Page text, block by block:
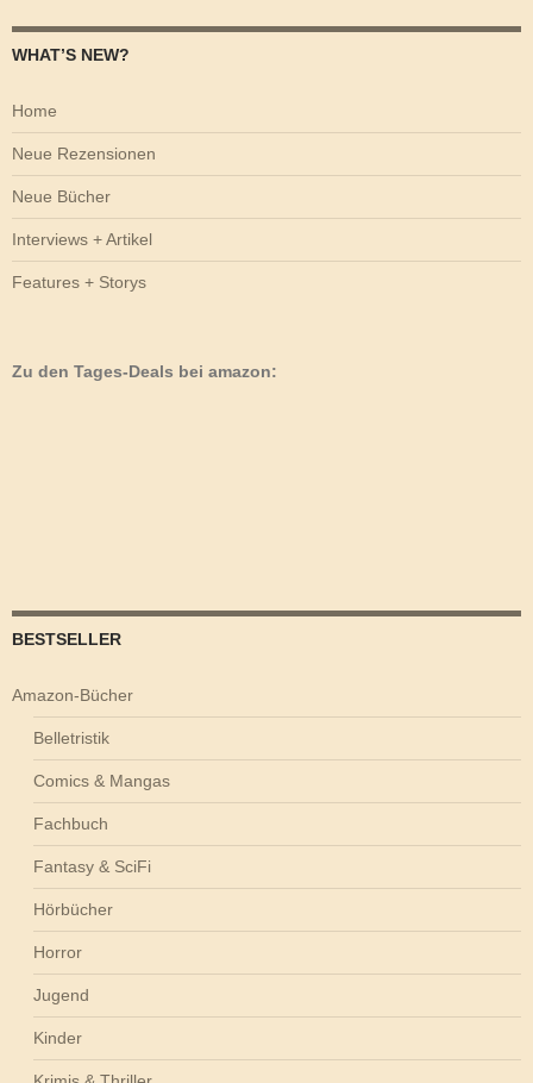
WHAT’S NEW?
Home
Neue Rezensionen
Neue Bücher
Interviews + Artikel
Features + Storys
Zu den Tages-Deals bei amazon:
BESTSELLER
Amazon-Bücher
Belletristik
Comics & Mangas
Fachbuch
Fantasy & SciFi
Hörbücher
Horror
Jugend
Kinder